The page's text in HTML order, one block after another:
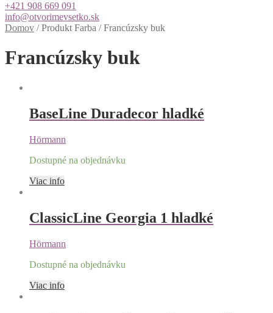
+421 908 669 091
info@otvorimevsetko.sk
Domov /Produkt Farba /Francúzsky buk
Francúzsky buk
BaseLine Duradecor hladké
Hörmann
Dostupné na objednávku
Viac info
ClassicLine Georgia 1 hladké
Hörmann
Dostupné na objednávku
Viac info